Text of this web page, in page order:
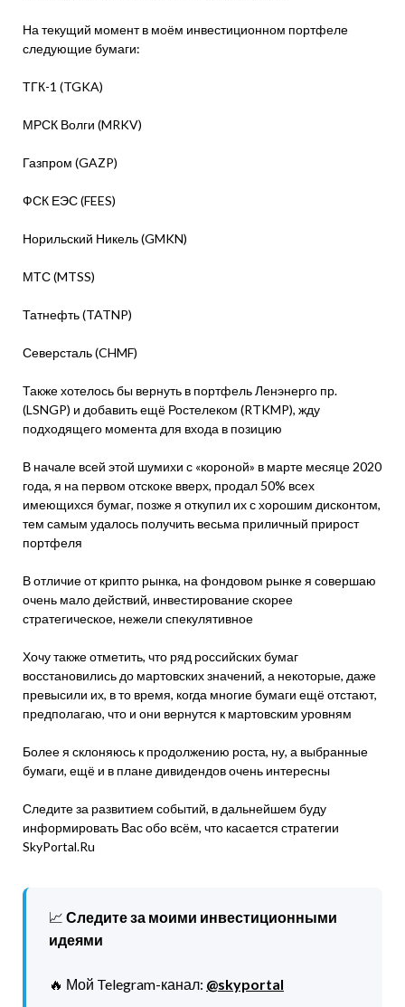
На текущий момент в моём инвестиционном портфеле
следующие бумаги:
ТГК-1 (TGKA)
МРСК Волги (MRKV)
Газпром (GAZP)
ФСК ЕЭС (FEES)
Норильский Никель (GMKN)
МТС (MTSS)
Татнефть (TATNP)
Северсталь (CHMF)
Также хотелось бы вернуть в портфель Ленэнерго пр.
(LSNGP) и добавить ещё Ростелеком (RTKMP), жду
подходящего момента для входа в позицию
В начале всей этой шумихи с «короной» в марте месяце 2020
года, я на первом отскоке вверх, продал 50% всех
имеющихся бумаг, позже я откупил их с хорошим дисконтом,
тем самым удалось получить весьма приличный прирост
портфеля
В отличие от крипто рынка, на фондовом рынке я совершаю
очень мало действий, инвестирование скорее
стратегическое, нежели спекулятивное
Хочу также отметить, что ряд российских бумаг
восстановились до мартовских значений, а некоторые, даже
превысили их, в то время, когда многие бумаги ещё отстают,
предполагаю, что и они вернутся к мартовским уровням
Более я склоняюсь к продолжению роста, ну, а выбранные
бумаги, ещё и в плане дивидендов очень интересны
Следите за развитием событий, в дальнейшем буду
информировать Вас обо всём, что касается стратегии
SkyPortal.Ru
📈 Следите за моими инвестиционными
идеями
🔥 Мой Telegram-канал: @skyportal